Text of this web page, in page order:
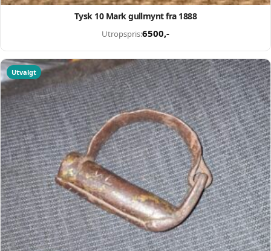
Tysk 10 Mark gullmynt fra 1888
Utropspris:6500,-
Utvalgt
Selg smartere – helt
gratis på QXL.no
På QXL.no kan du selge helt gratis – uten